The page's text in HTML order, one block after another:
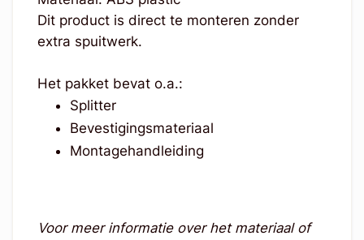
Dit product is direct te monteren zonder
extra spuitwerk.
Het pakket bevat o.a.:
Splitter
Bevestigingsmateriaal
Montagehandleiding
Voor meer informatie over het materiaal of